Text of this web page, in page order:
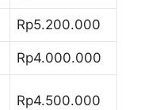
Rp5.200.000
Rp4.000.000
Rp4.500.000